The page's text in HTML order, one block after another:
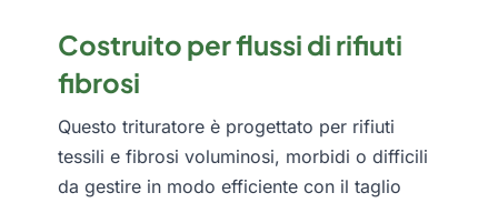
Costruito per flussi di rifiuti
fibrosi
Questo trituratore è progettato per rifiuti
tessili e fibrosi voluminosi, morbidi o difficili
da gestire in modo efficiente con il taglio